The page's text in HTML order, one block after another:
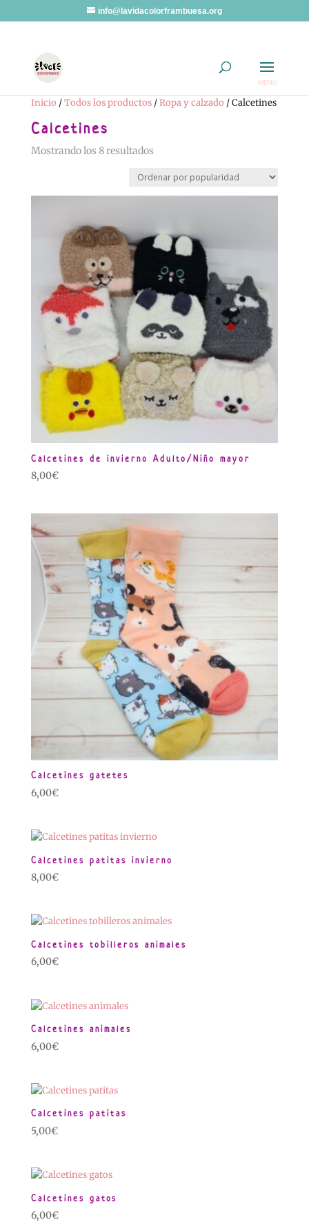
info@lavidacolorframbuesa.org
Inicio /Todos los productos/Ropa y calzado / Calcetines
Calcetines
Mostrando los 8 resultadosOrdenado
popularidad
Calcetines de invierno Adulto/Niño mayor
8,00€
Calcetines gatetes
6,00€
Calcetines patitas invierno
8,00€
Calcetines tobilleros animales
6,00€
Calcetines animales
6,00€
Calcetines patitas
5,00€
Calcetines gatos
6,00€